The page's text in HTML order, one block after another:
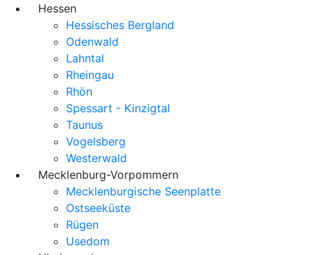
Hessen
Hessisches Bergland
Odenwald
Lahntal
Rheingau
Rhön
Spessart - Kinzigtal
Taunus
Vogelsberg
Westerwald
Mecklenburg-Vorpommern
Mecklenburgische Seenplatte
Ostseeküste
Rügen
Usedom